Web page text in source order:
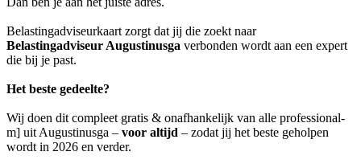
Belastingadviseurkaart zorgt dat jij die zoekt naar
Belastingadviseur Augustinusga verbonden wordt aan een expert
die bij je past.
Het beste gedeelte?
Wij doen dit compleet gratis & onafhankelijk van alle professional-
m] uit Augustinusga – voor altijd – zodat jij het beste geholpen
wordt in 2026 en verder.